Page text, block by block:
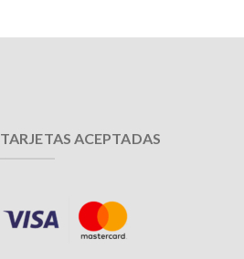
TARJETAS ACEPTADAS